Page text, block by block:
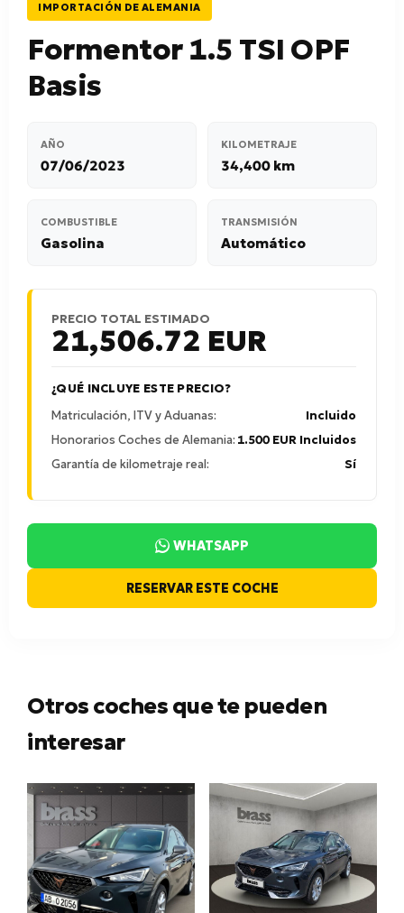
IMPORTACIÓN DE ALEMANIA
Formentor 1.5 TSI OPF
Basis
AÑO
07/06/2023
KILOMETRAJE
34,400 km
COMBUSTIBLE
Gasolina
TRANSMISIÓN
Automático
PRECIO TOTAL ESTIMADO
21,506.72 EUR
¿QUÉ INCLUYE ESTE PRECIO?
Matriculación, ITV y Aduanas:
Incluido
Honorarios Coches de Alemania: 1.500 EUR Incluidos
Garantía de kilometraje real:
Sí
WHATSAPP
RESERVAR ESTE COCHE
Otros coches que te pueden
interesar